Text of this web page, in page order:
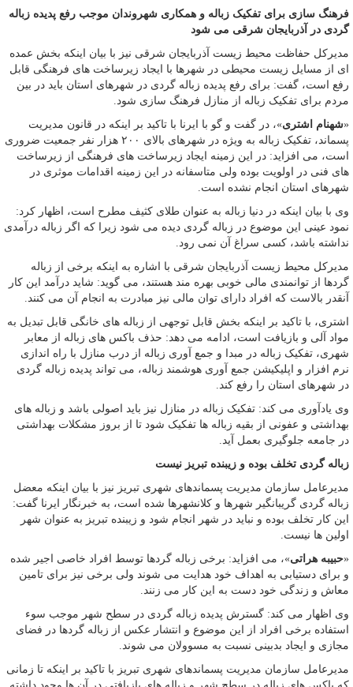
فرهنگ سازی برای تفکیک زباله و همکاری شهروندان موجب رفع پدیده زباله
گردی در آذربایجان شرقی می شود
مدیرکل حفاظت محیط زیست آذربایجان شرقی نیز با بیان اینکه بخش عمده
ای از مسایل زیست محیطی در شهرها با ایجاد زیرساخت های فرهنگی قابل
رفع است، گفت: برای رفع پدیده زباله گردی در شهرهای استان باید در بین
مردم برای تفکیک زباله از منازل فرهنگ سازی شود.
«شهنام اشتری»، در گفت و گو با ایرنا با تاکید بر اینکه در قانون مدیریت
پسماند، تفکیک زباله به ویژه در شهرهای بالای ۲۰۰ هزار نفر جمعیت ضروری
است، می افزاید: در این زمینه ایجاد زیرساخت های فرهنگی از زیرساخت
های فنی در اولویت بوده ولی متاسفانه در این زمینه اقدامات موثری در
شهرهای استان انجام نشده است.
وی با بیان اینکه در دنیا زباله به عنوان طلای کثیف مطرح است، اظهار کرد:
نمود عینی این موضوع در زباله گردی دیده می شود زیرا که اگر زباله درآمدی
نداشته باشد، کسی سراغ آن نمی رود.
مدیرکل محیط زیست آذربایجان شرقی با اشاره به اینکه برخی از زباله
گردها از توانمندی مالی خوبی بهره مند هستند، می گوید: شاید درآمد این کار
آنقدر بالاست که افراد دارای توان مالی نیز مبادرت به انجام آن می کنند.
اشتری، با تاکید بر اینکه بخش قابل توجهی از زباله های خانگی قابل تبدیل به
مواد آلی و بازیافت است، ادامه می دهد: حذف باکس های زباله از معابر
شهری، تفکیک زباله در مبدا و جمع آوری زباله از درب منازل با راه اندازی
نرم افزار و اپلیکیشن جمع آوری هوشمند زباله، می تواند پدیده زباله گردی
در شهرهای استان را رفع کند.
وی یادآوری می کند: تفکیک زباله در منازل نیز باید اصولی باشد و زباله های
بهداشتی و عفونی از بقیه زباله ها تفکیک شود تا از بروز مشکلات بهداشتی
در جامعه جلوگیری بعمل آید.
زباله گردی تخلف بوده و زیبنده تبریز نیست
مدیرعامل سازمان مدیریت پسماندهای شهری تبریز نیز با بیان اینکه معضل
زباله گردی گریبانگیر شهرها و کلانشهرها شده است، به خبرنگار ایرنا گفت:
این کار تخلف بوده و نباید در شهر انجام شود و زیبنده تبریز به عنوان شهر
اولین ها نیست.
«حبیبه هراتی»، می افزاید: برخی زباله گردها توسط افراد خاصی اجیر شده
و برای دستیابی به اهداف خود هدایت می شوند ولی برخی نیز برای تامین
معاش و زندگی خود دست به این کار می زنند.
وی اظهار می کند: گسترش پدیده زباله گردی در سطح شهر موجب سوء
استفاده برخی افراد از این موضوع و انتشار عکس از زباله گردها در فضای
مجازی و ایجاد بدبینی نسبت به مسوولان می شوند.
مدیرعامل سازمان مدیریت پسماندهای شهری تبریز با تاکید بر اینکه تا زمانی